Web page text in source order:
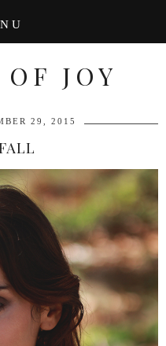
JOY
29, 2015